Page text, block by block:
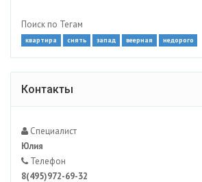
Поиск по Тегам
квартира снять запад веерная недорого
Контакты
Специалист
Юлия
Телефон
8(495)972-69-32